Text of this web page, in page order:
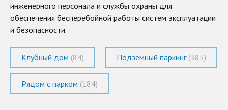
инженерного персонала и службы охраны для
обеспечения бесперебойной работы систем эксплуатации
и безопасности.
Клубный дом (84) Подземный паркинг (385)
Рядом с парком (184)